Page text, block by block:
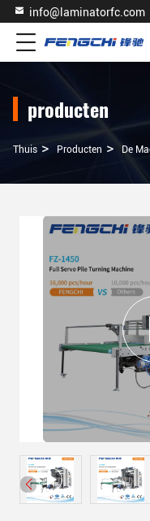
info@laminatorfc.com
producten
Thuis > Producten > De